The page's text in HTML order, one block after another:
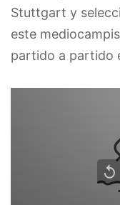
Stuttgart y
este
partido a partido